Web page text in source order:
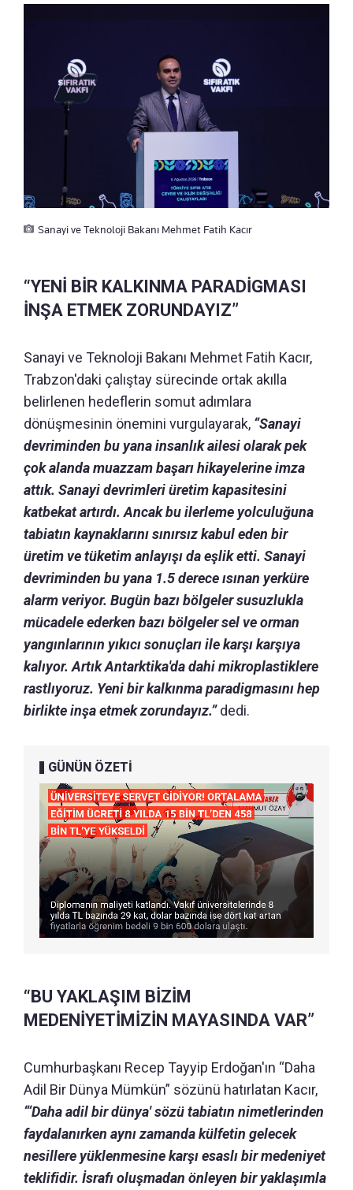
Sanayi ve Teknoloji Bakanı Mehmet Fatih Kacır
“YENİ BİR KALKINMA PARADİGMASI
İNŞA ETMEK ZORUNDAYIZ”
Sanayi ve Teknoloji Bakanı Mehmet Fatih Kacır,
Trabzon'daki çalıştay sürecinde ortak akılla
belirlenen hedeflerin somut adımlara
dönüşmesinin önemini vurgulayarak, “Sanayi
devriminden bu yana insanlık ailesi olarak pek
çok alanda muazzam başarı hikayelerine imza
attık. Sanayi devrimleri üretim kapasitesini
katbekat artırdı. Ancak bu ilerleme yolculuğuna
tabiatın kaynaklarını sınırsız kabul eden bir
üretim ve tüketim anlayışı da eşlik etti. Sanayi
devriminden bu yana 1.5 derece ısınan yerküre
alarm veriyor. Bugün bazı bölgeler susuzlukla
mücadele ederken bazı bölgeler sel ve orman
yangınlarının yıkıcı sonuçları ile karşı karşıya
kalıyor. Artık Antarktika'da dahi mikroplastiklere
rastlıyoruz. Yeni bir kalkınma paradigmasını hep
birlikte inşa etmek zorundayız.”dedi.
GÜNÜN ÖZETİ
“BU YAKLAŞIM BİZİM
MEDENİYETİMİZİN MAYASINDA VAR”
Cumhurbaşkanı Recep Tayyip Erdoğan'ın “Daha
Adil Bir Dünya Mümkün” sözünü hatırlatan Kacır,
“‘Daha adil bir dünya' sözü tabiatın nimetlerinden
faydalanırken aynı zamanda külfetin gelecek
nesillere yüklenmesine karşı esaslı bir medeniyet
teklifidir. İsrafı oluşmadan önleyen bir yaklaşımla